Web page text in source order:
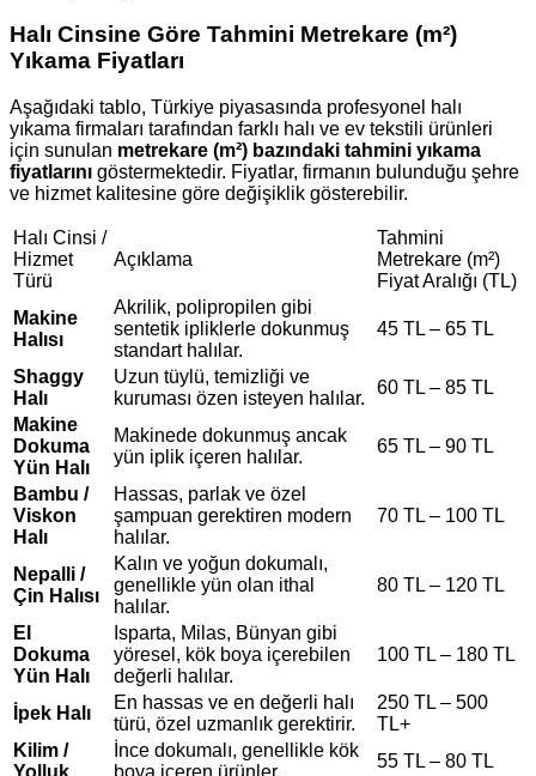
Halı Cinsine Göre Tahmini Metrekare (m²)
Yıkama Fiyatları
Aşağıdaki tablo, Türkiye piyasasında profesyonel halı
yıkama firmaları tarafından farklı halı ve ev tekstili ürünleri
için sunulan metrekare (m²) bazındaki tahmini yıkama
fiyatlarını göstermektedir. Fiyatlar, firmanın bulunduğu şehre
ve hizmet kalitesine göre değişiklik gösterebilir.
Halı Cinsi /
Hizmet
Türü
Açıklama
Tahmini
Metrekare (m²)
Fiyat Aralığı (TL)
Makine
Halısı
Akrilik, polipropilen gibi
sentetik ipliklerle dokunmuş
standart halılar.
45 TL – 65 TL
Shaggy
Halı
Uzun tüylü, temizliği ve
kuruması özen isteyen halılar.
60 TL – 85 TL
Makine
Dokuma
Yün Halı
Makinede dokunmuş ancak
yün iplik içeren halılar.
65 TL – 90 TL
Bambu /
Viskon
Halı
Hassas, parlak ve özel
şampuan gerektiren modern
halılar.
70 TL – 100 TL
Nepalli /
Çin Halısı
Kalın ve yoğun dokumalı,
genellikle yün olan ithal
halılar.
80 TL – 120 TL
El
Dokuma
Yün Halı
Isparta, Milas, Bünyan gibi
yöresel, kök boya içerebilen
değerli halılar.
100 TL – 180 TL
İpek Halı
En hassas ve en değerli halı
türü, özel uzmanlık gerektirir.
250 TL – 500
TL+
Kilim /
Yolluk
İnce dokumalı, genellikle kök
boya içeren ürünler.
55 TL – 80 TL